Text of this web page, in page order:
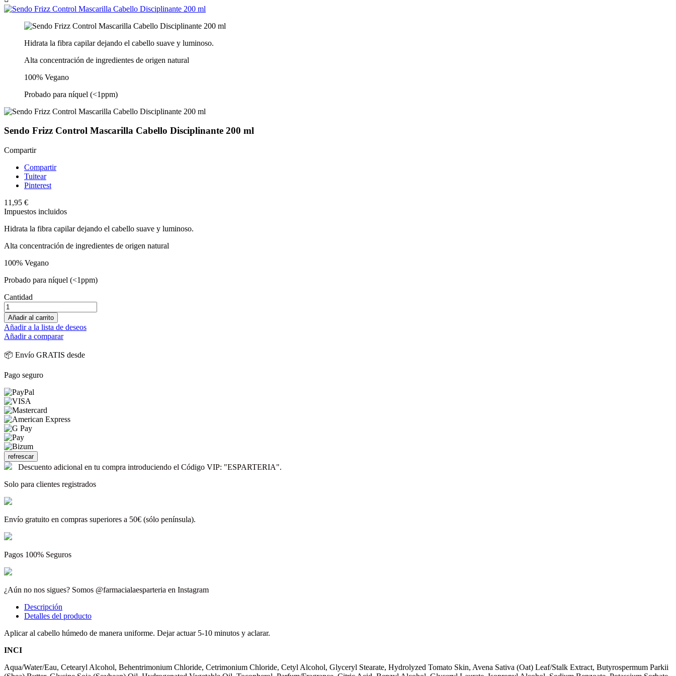
Hidrata la fibra capilar dejando el cabello suave y luminoso.
Alta concentración de ingredientes de origen natural
100% Vegano
Probado para níquel (<1ppm)
Sendo Frizz Control Mascarilla Cabello Disciplinante 200 ml
Compartir
Compartir
Tuitear
Pinterest
11,95 €
Impuestos incluidos
Hidrata la fibra capilar dejando el cabello suave y luminoso.
Alta concentración de ingredientes de origen natural
100% Vegano
Probado para níquel (<1ppm)
Cantidad
Añadir al carrito
Añadir a la lista de deseos
Añadir a comparar
📦 Envío GRATIS desde
Pago seguro
Descuento adicional en tu compra introduciendo el Código VIP: "ESPARTERIA".
Solo para clientes registrados
Envío gratuito en compras superiores a 50€ (sólo península).
Pagos 100% Seguros
¿Aún no nos sigues? Somos @farmacialaesparteria en Instagram
Descripción
Detalles del producto
Aplicar al cabello húmedo de manera uniforme. Dejar actuar 5-10 minutos y aclarar.
INCI
Aqua/Water/Eau, Cetearyl Alcohol, Behentrimonium Chloride, Cetrimonium Chloride, Cetyl Alcohol, Glyceryl Stearate, Hydrolyzed Tomato Skin, Avena Sativa (Oat) Leaf/Stalk Extract, Butyrospermum Parkii